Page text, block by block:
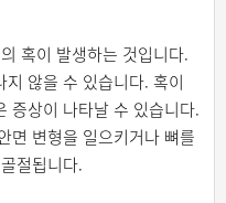
혹이 발생하는 것입니다.
않을 수 있습니다. 혹이
증상이 나타날 수 있습니다.
면 변형을 일으키거나 뼈를
절됩니다.